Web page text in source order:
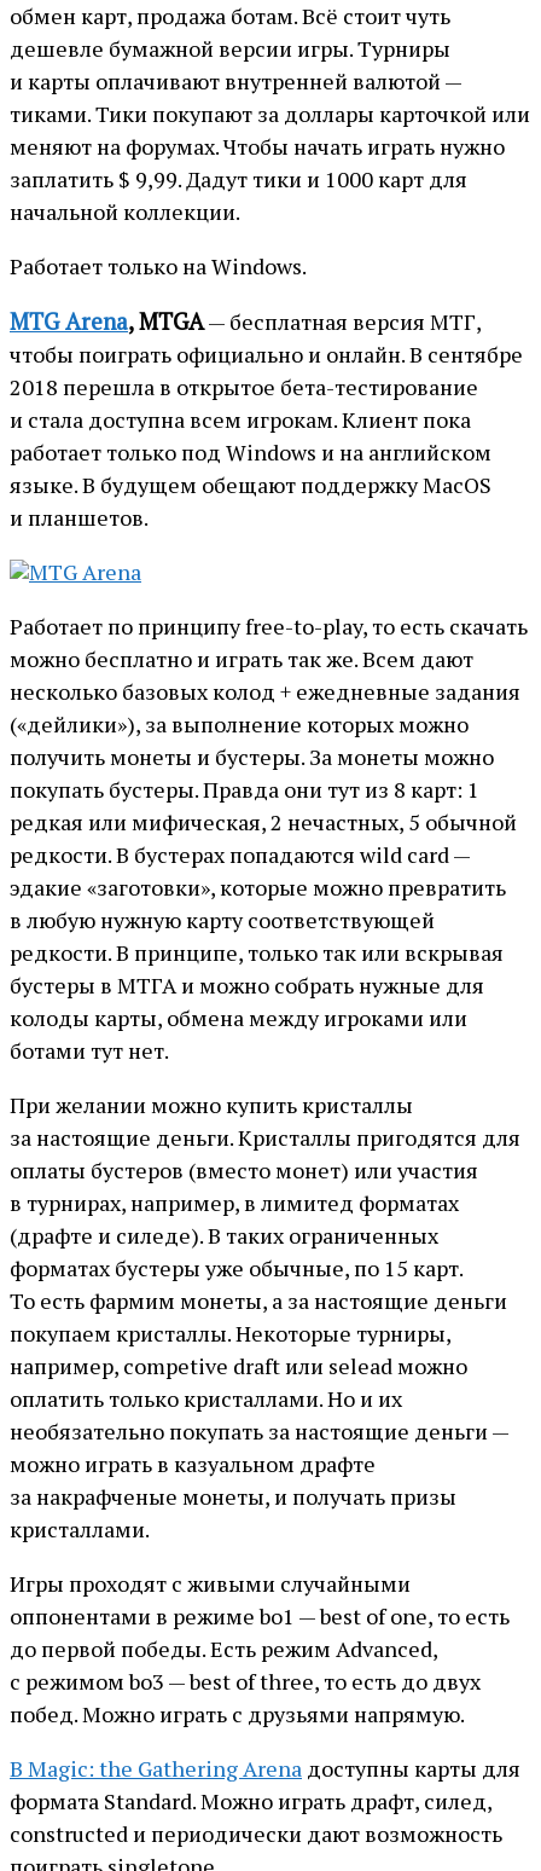
обмен карт, продажа ботам. Всё стоит чуть
дешевле бумажной версии игры. Турниры
и карты оплачивают внутренней валютой —
тиками. Тики покупают за доллары карточкой или
меняют на форумах. Чтобы начать играть нужно
заплатить $ 9,99. Дадут тики и 1000 карт для
начальной коллекции.
Работает только на Windows.
MTG Arena, MTGA— бесплатная версия МТГ,
чтобы поиграть официально и онлайн. В сентябре
2018 перешла в открытое бета-тестирование
и стала доступна всем игрокам. Клиент пока
работает только под Windows и на английском
языке. В будущем обещают поддержку MacOS
и планшетов.
Работает по принципу free-to-play, то есть скачать
можно бесплатно и играть так же. Всем дают
несколько базовых колод + ежедневные задания
(«дейлики»), за выполнение которых можно
получить монеты и бустеры. За монеты можно
покупать бустеры. Правда они тут из 8 карт: 1
редкая или мифическая, 2 нечастных, 5 обычной
редкости. В бустерах попадаются wild card —
эдакие «заготовки», которые можно превратить
в любую нужную карту соответствующей
редкости. В принципе, только так или вскрывая
бустеры в МТГА и можно собрать нужные для
колоды карты, обмена между игроками или
ботами тут нет.
При желании можно купить кристаллы
за настоящие деньги. Кристаллы пригодятся для
оплаты бустеров (вместо монет) или участия
в турнирах, например, в лимитед форматах
(драфте и силеде). В таких ограниченных
форматах бустеры уже обычные, по 15 карт.
То есть фармим монеты, а за настоящие деньги
покупаем кристаллы. Некоторые турниры,
например, competive draft или selead можно
оплатить только кристаллами. Но и их
необязательно покупать за настоящие деньги —
можно играть в казуальном драфте
за накрафченые монеты, и получать призы
кристаллами.
Игры проходят с живыми случайными
оппонентами в режиме bo1 — best of one, то есть
до первой победы. Есть режим Advanced,
с режимом bo3 — best of three, то есть до двух
побед. Можно играть с друзьями напрямую.
В Magic: the Gathering Arena доступны карты для
формата Standard. Можно играть драфт, силед,
сonstructed и периодически дают возможность